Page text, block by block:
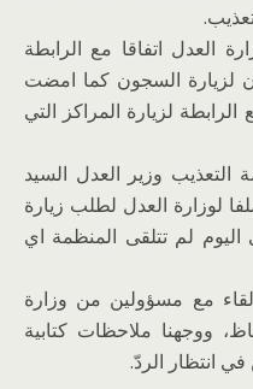
العدل اتفاقا مع الرابطة
لزيارة السجون كما امضت
لزيارة المراكز التي
التعذيب وزير العدل السيد
لوزارة العدل لطلب زيارة
12/10/2015 والى اليوم لم تتلقى المنظمة اي
ديسمبر 2015 نظم لقاء مع مسؤولين من وزارة
ووجهنا ملاحظات كتابية
انتظار الردّ.